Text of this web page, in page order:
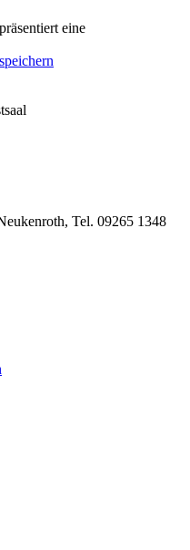
eine
Tel. 09265 1348